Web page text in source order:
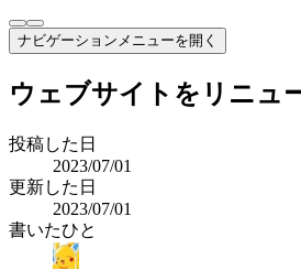
ナビゲーションメニューを開く
ウェブサイトをリニュ
投稿した日
2023/07/01
更新した日
2023/07/01
書いたひと